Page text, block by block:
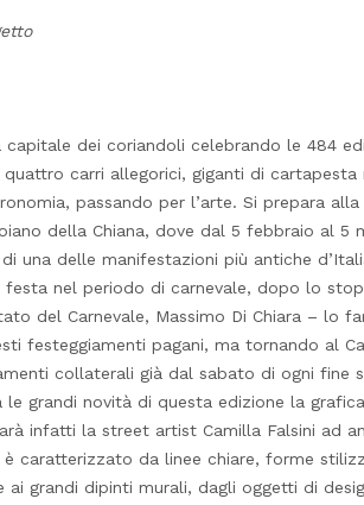
dei coriandoli celebrando le 484
carri allegorici, giganti di cartapesta
passando per l’arte. Si prepara
della Chiana, dove dal 5 febbraio al 5
una delle manifestazioni più antiche
nel periodo di carnevale, dopo lo
del Carnevale, Massimo Di Chiara – lo
festeggiamenti pagani, ma tornando al
collaterali già dal sabato di ogni fine
grandi novità di questa edizione la
infatti la street artist Camilla Falsini ad
caratterizzato da linee chiare, forme
grandi dipinti murali, dagli oggetti di